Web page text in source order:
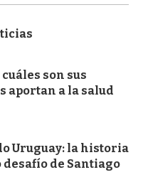
son sus
aportan a la salud
Uruguay: la historia
de Santiago